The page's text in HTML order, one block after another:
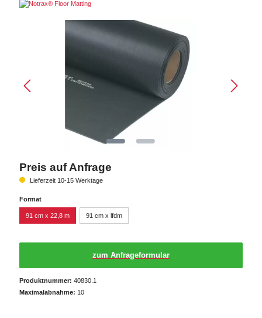
Preis auf Anfrage
Lieferzeit 10-15 Werktage
Format
91 cm x 22,8 m 91 cm x lfdm
zum Anfrageformular
Produktnummer: 40830.1
Maximalabnahme: 10